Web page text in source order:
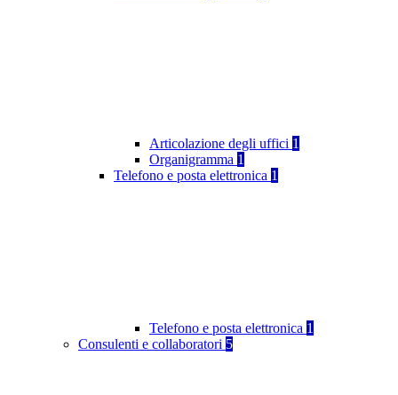
Articolazione degli uffici 1
Organigramma 1
Telefono e posta elettronica 1
Telefono e posta elettronica 1
Consulenti e collaboratori 5